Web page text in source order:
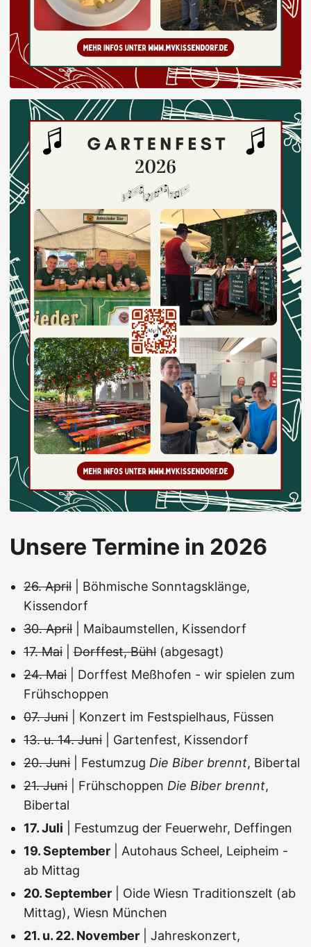
Unsere Termine in 2026
26. April | Böhmische Sonntagsklänge,
Kissendorf
30. April | Maibaumstellen, Kissendorf
17. Mai
Dorffest, Bühl (abgesagt)
24. Mai | Dorffest Meßhofen - wir spielen zum
Frühschoppen
07. Juni | Konzert im Festspielhaus, Füssen
13. u. 14. Juni | Gartenfest, Kissendorf
20. Juni | Festumzug Die Biber brennt, Bibertal
21. Juni | Frühschoppen Die Biber brennt,
Bibertal
17. Juli | Festumzug der Feuerwehr, Deffingen
19. September | Autohaus Scheel, Leipheim -
ab Mittag
20. September | Oide Wiesn Traditionszelt (ab
Mittag), Wiesn München
21. u. 22. November | Jahreskonzert,